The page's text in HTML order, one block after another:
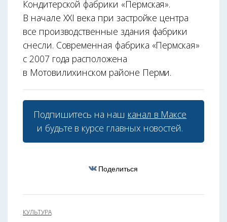
Кондитерской фабрики «Пермская».
В начале XXI века при застройке центра
все производственные здания фабрики
снесли. Современная фабрика «Пермская»
с 2007 года расположена
в Мотовилихинском районе Перми.
Подпишитесь на наш канал в Максе
и будьте в курсе главных новостей.
Поделиться
КУЛЬТУРА